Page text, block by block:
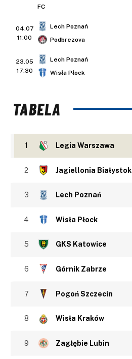
04.07
11:00
Lech Poznań
Podbrezova
23.05
17:30
Lech Poznań
Wisła Płock
TABELA
1 Legia Warszawa
2 Jagiellonia Białystok
3 Lech Poznań
4 Wisła Płock
5 GKS Katowice
6 Górnik Zabrze
7 Pogoń Szczecin
8 Wisła Kraków
9 Zagłębie Lubin